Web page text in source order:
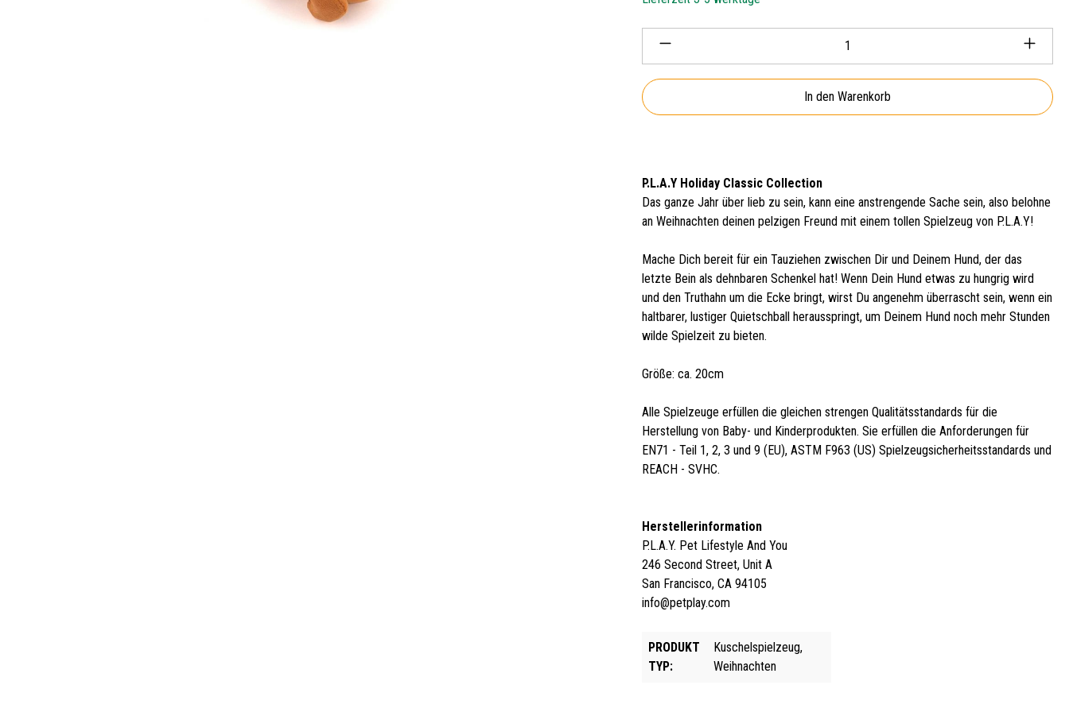
Produkt Anzahl: Gib den gewünschten Wert ein oder
In den Warenkorb
P.L.A.Y Holiday Classic Collection
Das ganze Jahr über lieb zu sein, kann eine anstrengende Sache sein, also belohne
an Weihnachten deinen pelzigen Freund mit einem tollen Spielzeug von P.L.A.Y!
Mache Dich bereit für ein Tauziehen zwischen Dir und Deinem Hund, der das
letzte Bein als dehnbaren Schenkel hat! Wenn Dein Hund etwas zu hungrig wird
und den Truthahn um die Ecke bringt, wirst Du angenehm überrascht sein, wenn ein
haltbarer, lustiger Quietschball herausspringt, um Deinem Hund noch mehr Stunden
wilde Spielzeit zu bieten.
Größe: ca. 20cm
Alle Spielzeuge erfüllen die gleichen strengen Qualitätsstandards für die
Herstellung von Baby- und Kinderprodukten. Sie erfüllen die Anforderungen für
EN71 - Teil 1, 2, 3 und 9 (EU), ASTM F963 (US) Spielzeugsicherheitsstandards und
REACH - SVHC.
Herstellerinformation
P.L.A.Y. Pet Lifestyle And You
246 Second Street, Unit A
San Francisco, CA 94105
info@petplay.com
PRODUKT
TYP:
Kuschelspielzeug,
Weihnachten